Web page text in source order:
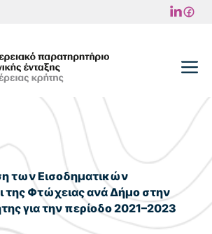
των Εισοδηματικών
της Φτώχειας ανά Δήμο στην
για την περίοδο 2021–2023